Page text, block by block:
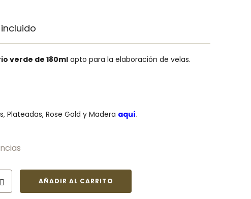
incluido
verde de 180ml apto para la elaboración de velas.
Plateadas, Rose Gold y Madera aquí.
AÑADIR AL CARRITO